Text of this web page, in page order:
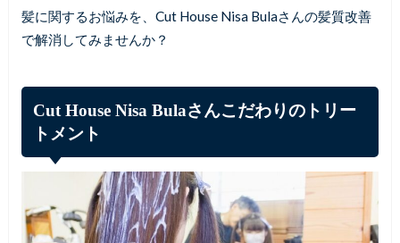
髪に関するお悩みを、Cut House Nisa Bulaさんの髪質改善
で解消してみませんか？
Cut House Nisa Bulaさんこだわりのトリー
トメント